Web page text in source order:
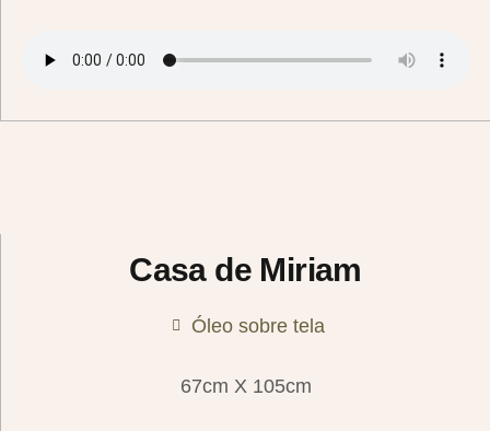
Casa de Miriam
Óleo sobre tela
67cm X 105cm